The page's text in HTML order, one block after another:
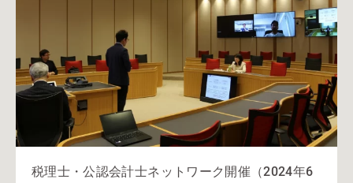
税理士・公認会計士ネットワーク開催（2024年6